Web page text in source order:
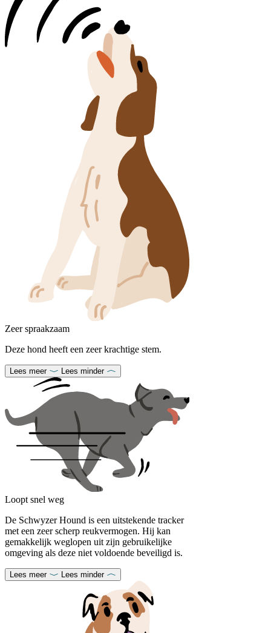
Zeer spraakzaam
Deze hond heeft een zeer krachtige stem.
Lees meer Lees minder
Loopt snel weg
De Schwyzer Hound is een uitstekende tracker
met een zeer scherp reukvermogen. Hij kan
gemakkelijk weglopen uit zijn gebruikelijke
omgeving als deze niet voldoende beveiligd is.
Lees meer Lees minder